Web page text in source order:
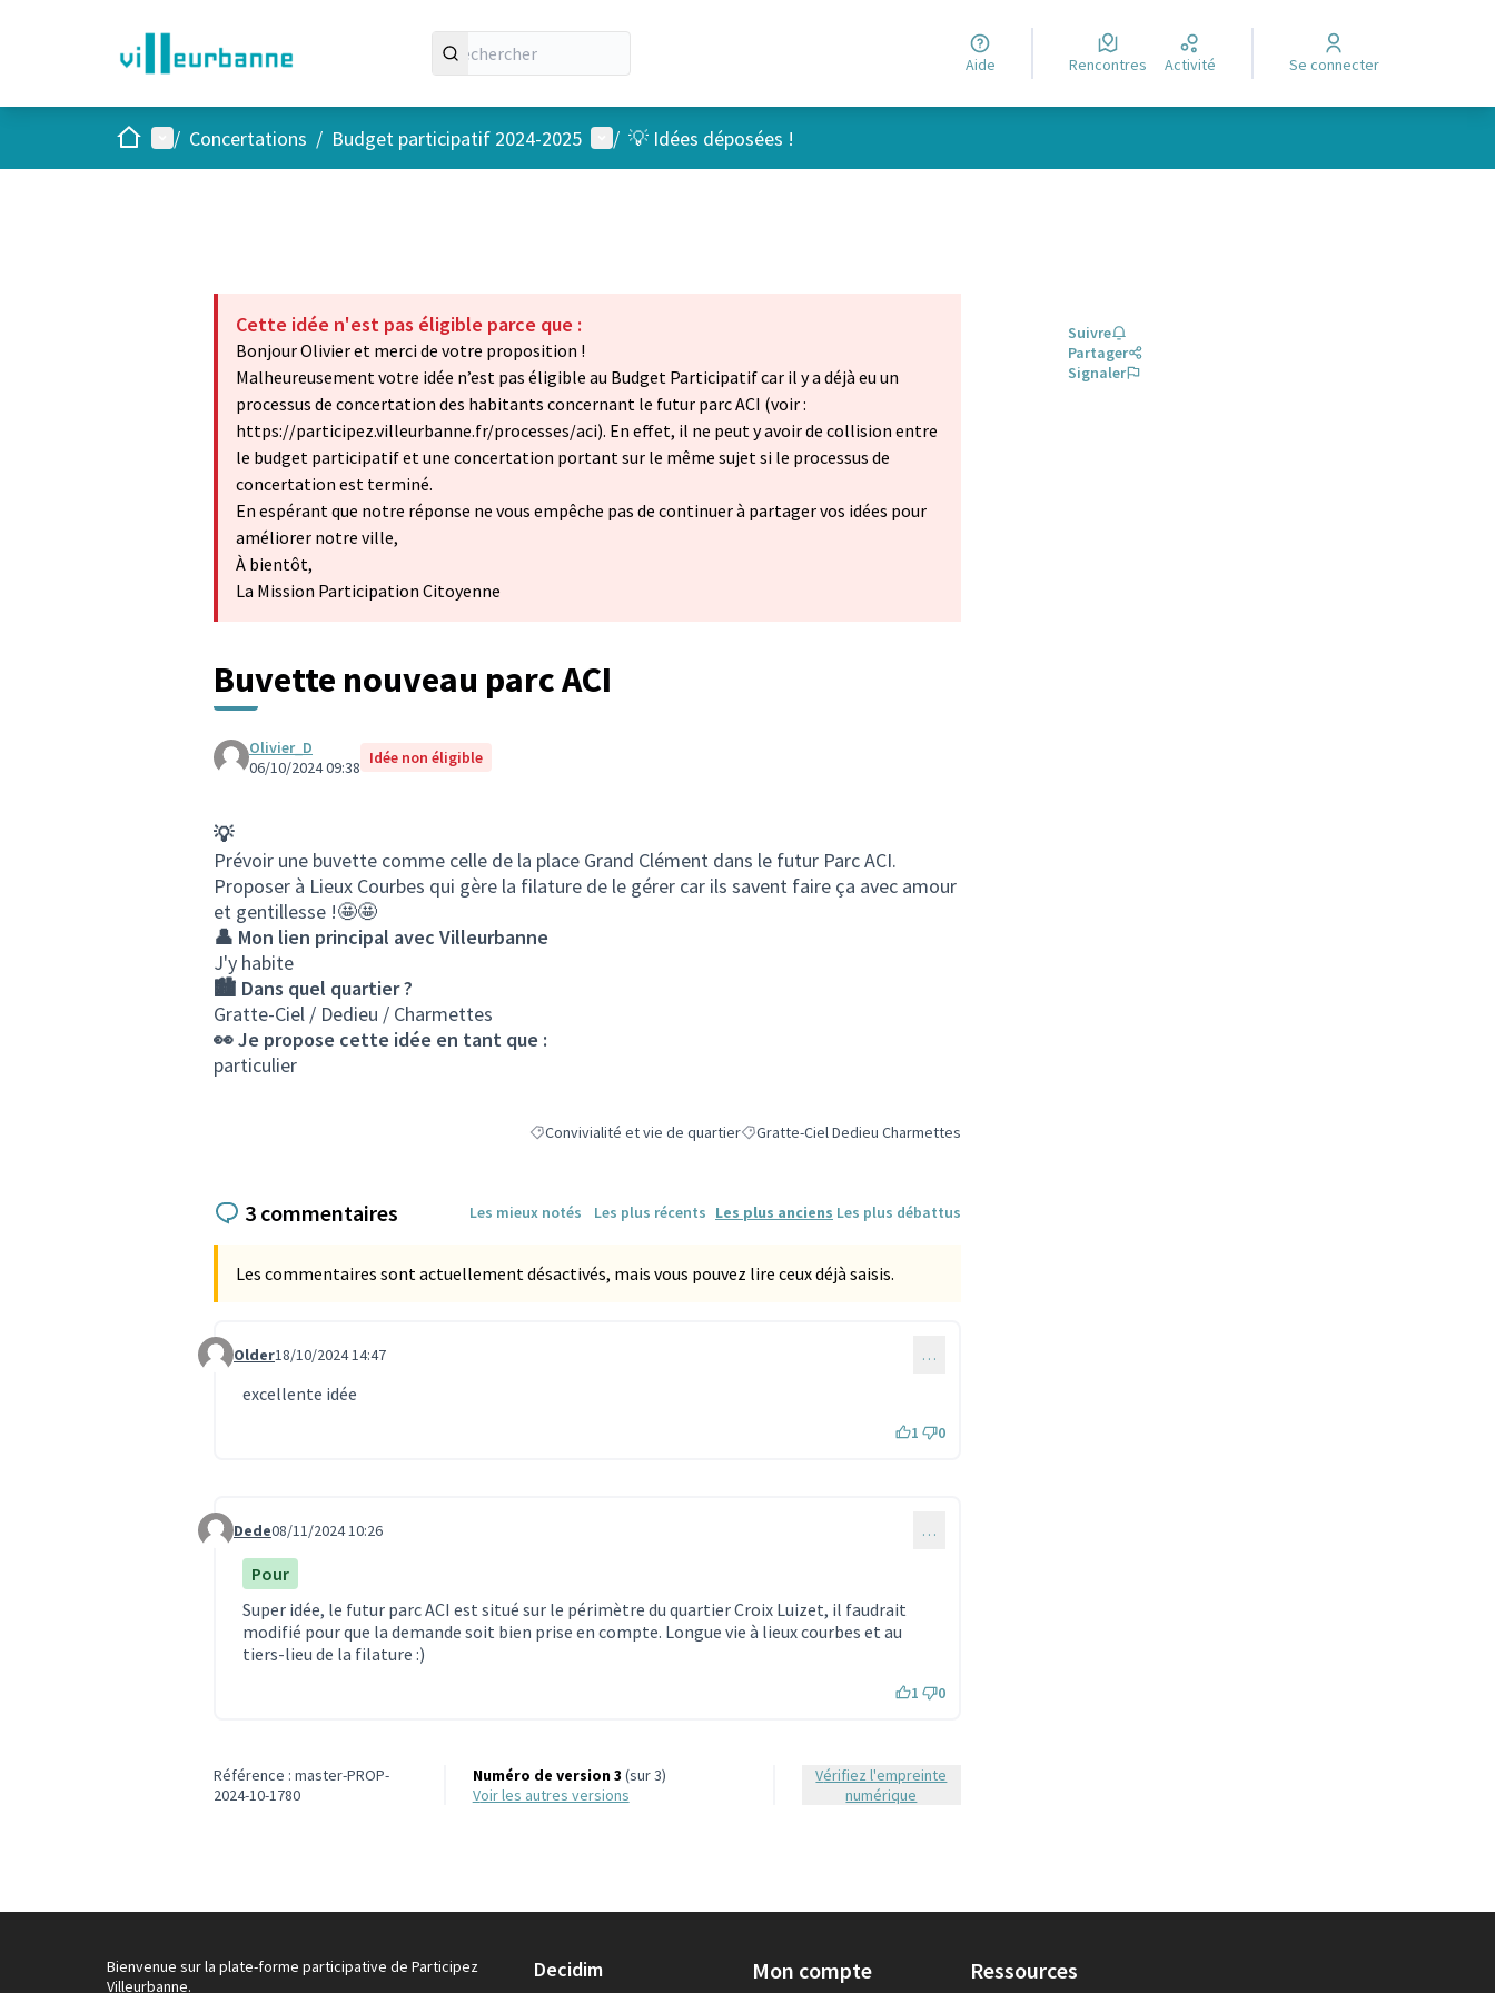
Aide Rencontres Activité Se connecter
AccueilMenu principal
/ Concertations / Budget participatif 2024-2025 Menu utilisateur
/ 💡 Idées déposées !
Cette idée n'est pas éligible parce que :
Bonjour Olivier et merci de votre proposition !
Malheureusement votre idée n’est pas éligible au Budget Participatif car il y a déjà eu un
processus de concertation des habitants concernant le futur parc ACI (voir :
https://participez.villeurbanne.fr/processes/aci). En effet, il ne peut y avoir de collision entre
le budget participatif et une concertation portant sur le même sujet si le processus de
concertation est terminé.
En espérant que notre réponse ne vous empêche pas de continuer à partager vos idées pour
améliorer notre ville,
À bientôt,
La Mission Participation Citoyenne
Buvette nouveau parc ACI
Olivier_D
06/10/2024 09:38 Idée non éligible
💡
Prévoir une buvette comme celle de la place Grand Clément dans le futur Parc ACI.
Proposer à Lieux Courbes qui gère la filature de le gérer car ils savent faire ça avec amour
et gentillesse !🤩🤩
👤 Mon lien principal avec Villeurbanne
J'y habite
🏙️ Dans quel quartier ?
Gratte-Ciel / Dedieu / Charmettes
👀 Je propose cette idée en tant que :
particulier
Filtrer les résultats de la catégorie : Convivialité et vie de quartier
Convivialité et vie de quartierFiltrer les résultats pour le secteur : Gratte-Ciel Dedieu Charmettes
Gratte-Ciel Dedieu Charmettes
Suivre
Partager
Signaler
3 commentaires Les mieux notés Les plus récents Les plus anciens Les plus débattus
Les commentaires sont actuellement désactivés, mais vous pouvez lire ceux déjà saisis.
Commentaire 3272
Older18/10/2024 14:47 …
excellente idée
1 0
Commentaire 3509
Dede08/11/2024 10:26 …
Pour
Super idée, le futur parc ACI est situé sur le périmètre du quartier Croix Luizet, il faudrait
modifié pour que la demande soit bien prise en compte. Longue vie à lieux courbes et au
tiers-lieu de la filature :)
1 0
Référence : master-PROP-
2024-10-1780
Numéro de version 3 (sur 3)
voir les autres versions
Vérifiez l'empreinte
numérique
Bienvenue sur la plate-forme participative de Participez
Villeurbanne.
Decidim Mon compte Ressources